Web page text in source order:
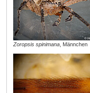
Zoropsis spinimana, Männchen